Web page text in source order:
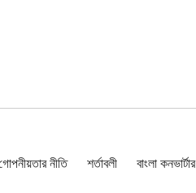
নীতি শর্তাবলী বাংলা কনভার্টার